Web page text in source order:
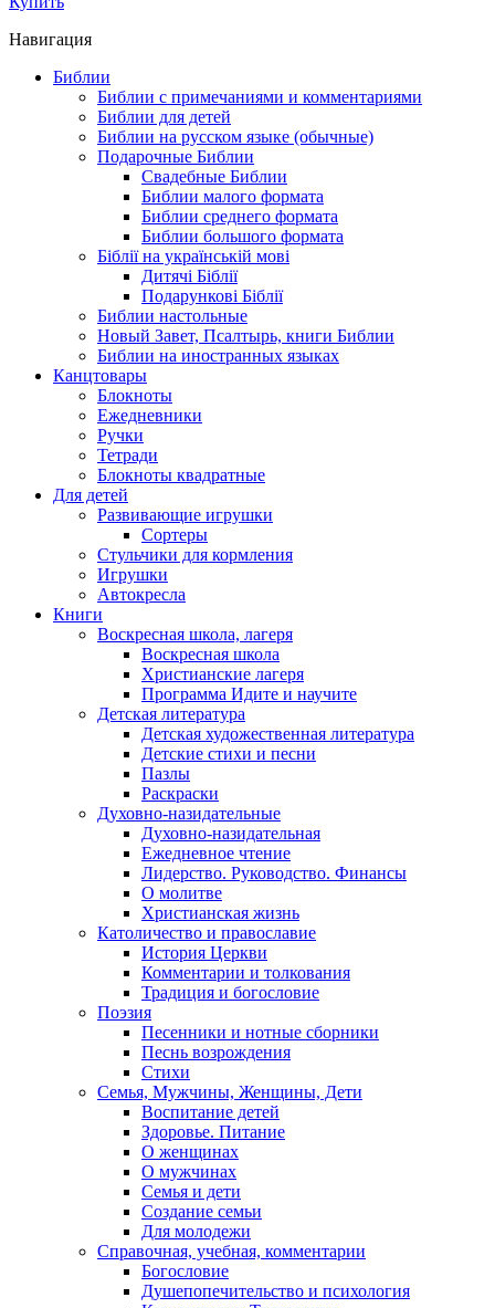
Навигация
Библии
Библии с примечаниями и комментариями
Библии для детей
Библии на русском языке (обычные)
Подарочные Библии
Свадебные Библии
Библии малого формата
Библии среднего формата
Библии большого формата
Біблії на українській мові
Дитячі Біблії
Подарункові Біблії
Библии настольные
Новый Завет, Псалтырь, книги Библии
Библии на иностранных языках
Канцтовары
Блокноты
Ежедневники
Ручки
Тетради
Блокноты квадратные
Для детей
Развивающие игрушки
Сортеры
Стульчики для кормления
Игрушки
Автокресла
Книги
Воскресная школа, лагеря
Воскресная школа
Христианские лагеря
Программа Идите и научите
Детская литература
Детская художественная литература
Детские стихи и песни
Пазлы
Раскраски
Духовно-назидательные
Духовно-назидательная
Ежедневное чтение
Лидерство. Руководство. Финансы
О молитве
Христианская жизнь
Католичество и православие
История Церкви
Комментарии и толкования
Традиция и богословие
Поэзия
Песенники и нотные сборники
Песнь возрождения
Стихи
Семья, Мужчины, Женщины, Дети
Воспитание детей
Здоровье. Питание
О женщинах
О мужчинах
Семья и дети
Создание семьи
Для молодежи
Справочная, учебная, комментарии
Богословие
Душепопечительство и психология